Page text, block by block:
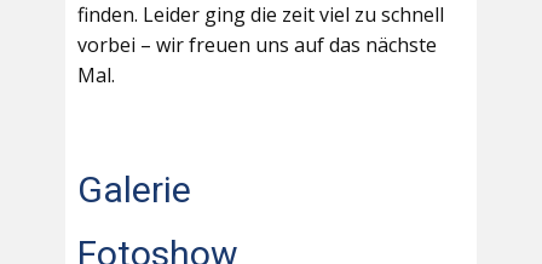
finden. Leider ging die zeit viel zu schnell
vorbei – wir freuen uns auf das nächste
Mal.
Galerie
Fotoshow